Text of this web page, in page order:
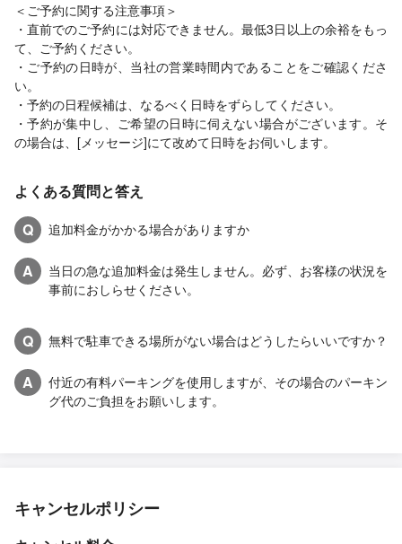
＜ご予約に関する注意事項＞
・直前でのご予約には対応できません。最低3日以上の余裕をもっ
て、ご予約ください。
・ご予約の日時が、当社の営業時間内であることをご確認くださ
い。
・予約の日程候補は、なるべく日時をずらしてください。
・予約が集中し、ご希望の日時に伺えない場合がございます。そ
の場合は、[メッセージ]にて改めて日時をお伺いします。
よくある質問と答え
Q
追加料金がかかる場合がありますか
A
当日の急な追加料金は発生しません。必ず、お客様の状況を
事前におしらせください。
Q 無料で駐車できる場所がない場合はどうしたらいいですか？
A
付近の有料パーキングを使用しますが、その場合のパーキン
グ代のご負担をお願いします。
キャンセルポリシー